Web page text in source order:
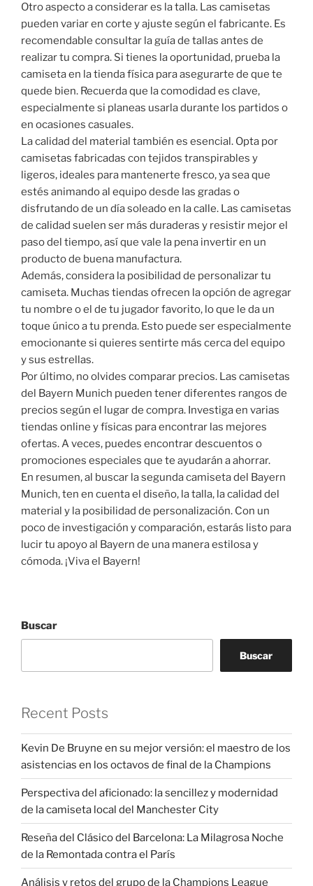
Otro aspecto a considerar es la talla. Las camisetas
pueden variar en corte y ajuste según el fabricante. Es
recomendable consultar la guía de tallas antes de
realizar tu compra. Si tienes la oportunidad, prueba la
camiseta en la tienda física para asegurarte de que te
quede bien. Recuerda que la comodidad es clave,
especialmente si planeas usarla durante los partidos o
en ocasiones casuales.
La calidad del material también es esencial. Opta por
camisetas fabricadas con tejidos transpirables y
ligeros, ideales para mantenerte fresco, ya sea que
estés animando al equipo desde las gradas o
disfrutando de un día soleado en la calle. Las camisetas
de calidad suelen ser más duraderas y resistir mejor el
paso del tiempo, así que vale la pena invertir en un
producto de buena manufactura.
Además, considera la posibilidad de personalizar tu
camiseta. Muchas tiendas ofrecen la opción de agregar
tu nombre o el de tu jugador favorito, lo que le da un
toque único a tu prenda. Esto puede ser especialmente
emocionante si quieres sentirte más cerca del equipo
y sus estrellas.
Por último, no olvides comparar precios. Las camisetas
del Bayern Munich pueden tener diferentes rangos de
precios según el lugar de compra. Investiga en varias
tiendas online y físicas para encontrar las mejores
ofertas. A veces, puedes encontrar descuentos o
promociones especiales que te ayudarán a ahorrar.
En resumen, al buscar la segunda camiseta del Bayern
Munich, ten en cuenta el diseño, la talla, la calidad del
material y la posibilidad de personalización. Con un
poco de investigación y comparación, estarás listo para
lucir tu apoyo al Bayern de una manera estilosa y
cómoda. ¡Viva el Bayern!
Buscar
Buscar
Recent Posts
Kevin De Bruyne en su mejor versión: el maestro de los
asistencias en los octavos de final de la Champions
Perspectiva del aficionado: la sencillez y modernidad
de la camiseta local del Manchester City
Reseña del Clásico del Barcelona: La Milagrosa Noche
de la Remontada contra el París
Análisis y retos del grupo de la Champions League